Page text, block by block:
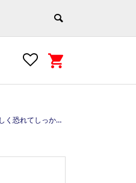
ロナ https://e-asakusa.jp